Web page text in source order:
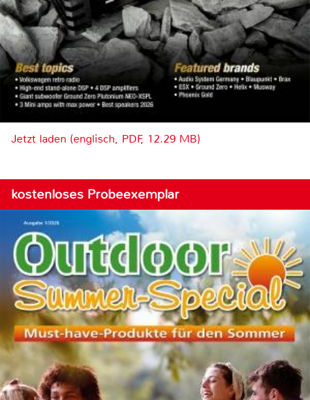
Jetzt laden (englisch, PDF, 12.29 MB)
kostenloses Probeexemplar